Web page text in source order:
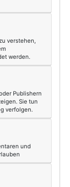
verstehen,
werden.
Publishern
Sie tun
verfolgen.
und